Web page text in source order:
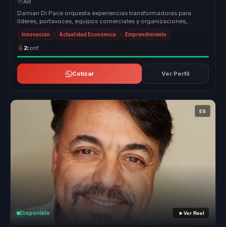
AR
Damian Di Pace orquesta experiencias transformadoras para
líderes, portavoces, equipos comerciales y organizaciones,
permitiéndoles dejar...
Innovación Actualidad Económica Emprendimiento
2conf.
Cotizar Ver Perfil
ES
Disponible Ver Reel